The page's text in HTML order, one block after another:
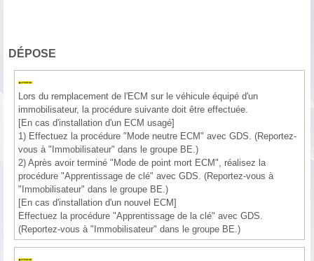
DÉPOSE
Lors du remplacement de l'ECM sur le véhicule équipé d'un
immobilisateur, la procédure suivante doit être effectuée.
[En cas d'installation d'un ECM usagé]
1) Effectuez la procédure "Mode neutre ECM" avec GDS. (Reportez-
vous à "Immobilisateur" dans le groupe BE.)
2) Après avoir terminé "Mode de point mort ECM", réalisez la
procédure "Apprentissage de clé" avec GDS. (Reportez-vous à
"Immobilisateur" dans le groupe BE.)
[En cas d'installation d'un nouvel ECM]
Effectuez la procédure "Apprentissage de la clé" avec GDS.
(Reportez-vous à "Immobilisateur" dans le groupe BE.)